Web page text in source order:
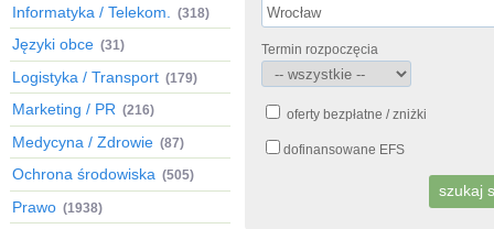
Informatyka / Telekom. (318)
Języki obce (31)
Logistyka / Transport (179)
Marketing / PR (216)
Medycyna / Zdrowie (87)
Ochrona środowiska (505)
Prawo (1938)
Termin rozpoczęcia
oferty bezpłatne / zniżki
dofinansowane EFS